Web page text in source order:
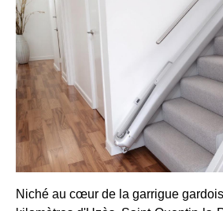
Niché au cœur de la garrigue